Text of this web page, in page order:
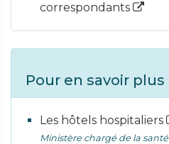
correspondants
Pour en savoir plus
Les hôtels hospitaliers
Ministère chargé de la santé